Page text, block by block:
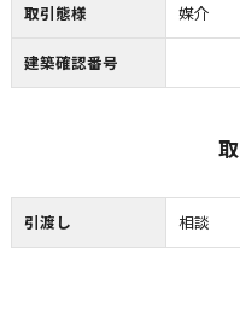
取引態様 媒介
建築確認番号
引渡し 相談